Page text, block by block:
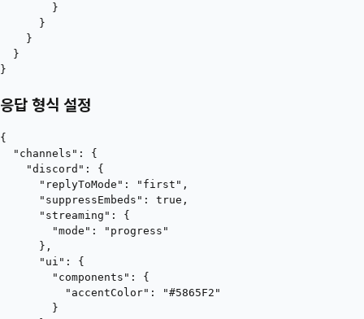
        }
      }
    }
  }
응답 형식 설정
{
  "channels": {
    "discord": {
      "replyToMode": "first",
      "suppressEmbeds": true,
      "streaming": {
        "mode": "progress"
      },
      "ui": {
        "components": {
          "accentColor": "#5865F2"
        }